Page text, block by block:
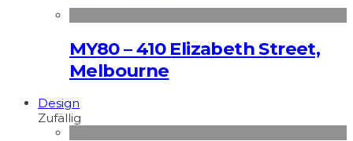
MY80 – 410 Elizabeth Street,
Melbourne
Design
Zufällig